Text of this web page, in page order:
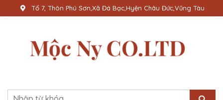
Tổ 7, Thôn Phú Sơn,Xã Đá Bạc,Hyện Châu Đức,Vũng Tàu